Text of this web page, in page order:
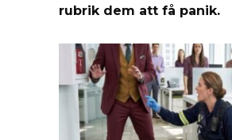
rubrik dem att få panik.